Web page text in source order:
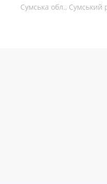
Сумська обл., Сумський